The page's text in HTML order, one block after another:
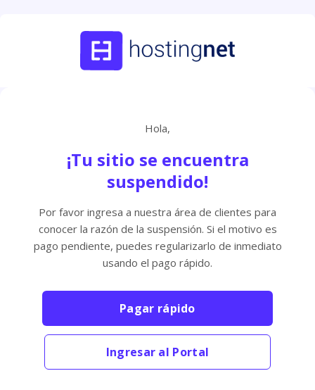
Hola,
¡Tu sitio se encuentra
suspendido!
Por favor ingresa a nuestra área de clientes para
conocer la razón de la suspensión. Si el motivo es
pago pendiente, puedes regularizarlo de inmediato
usando el pago rápido.
Pagar rápido
Ingresar al Portal